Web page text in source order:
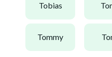
tobias
tommy